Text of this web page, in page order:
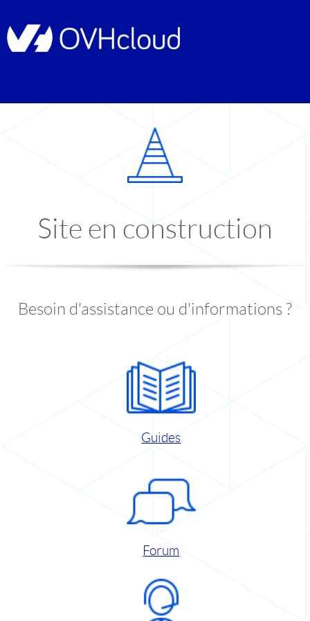
Site en construction
Besoin d'assistance ou d'informations ?
Guides
Forum